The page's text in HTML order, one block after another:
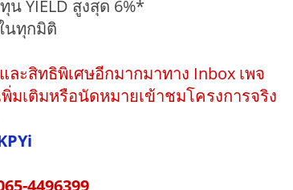
YIELD สูงสุด 6%*
นทุกมิติ
ะสิทธิพิเศษอีกมากมาทาง Inbox เพจ
มเติมหรือนัดหมายเข้าชมโครงการจริง
4496399